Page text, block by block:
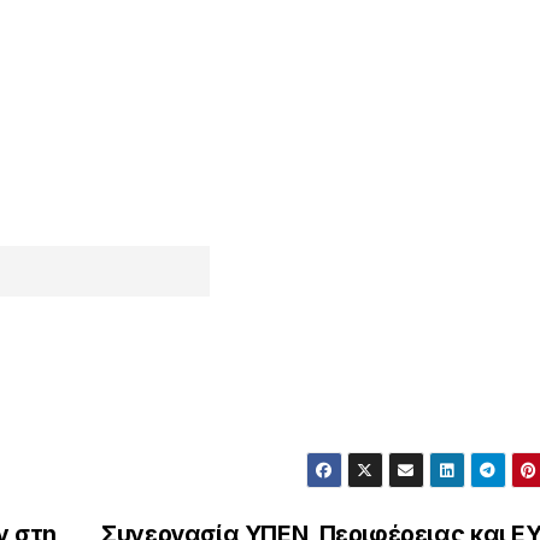
Συνεργασία ΥΠΕΝ, Περιφέρειας και
στη